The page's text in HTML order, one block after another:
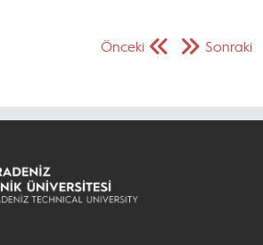
Önceki Sonraki